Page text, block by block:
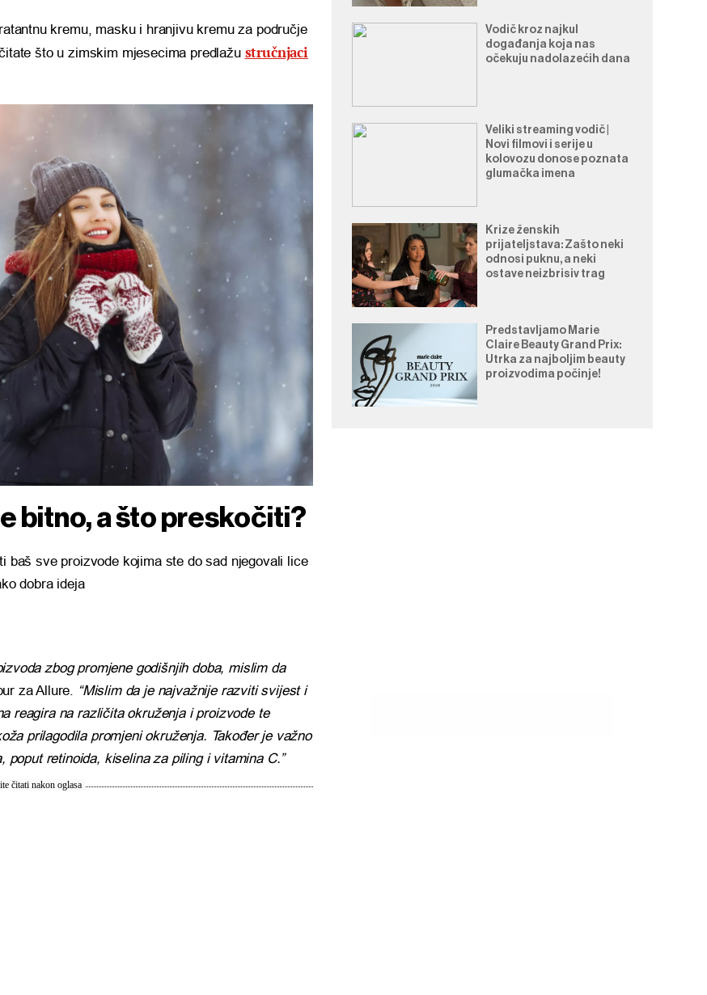
kremu, masku i hranjivu kremu za područje
što u zimskim mjesecima predlažu stručnjaci
bitno, a što preskočiti?
baš sve proizvode kojima ste do sad njegovali lice
dobra ideja
zbog promjene godišnjih doba, mislim da
za Allure.
“Mislim da je najvažnije razviti svijest i
reagira na različita okruženja i proizvode te
prilagodila promjeni okruženja. Također je važno
retinoida, kiselina za piling i vitamina C.”
čitati nakon oglasa
Vodič kroz najkul
događanja koja nas
očekuju nadolazećih dana
Veliki streaming vodič |
Novi filmovi i serije u
kolovozu donose poznata
glumačka imena
Krize ženskih
prijateljstava: Zašto neki
odnosi puknu, a neki
ostave neizbrisiv trag
Predstavljamo Marie
Claire Beauty Grand Prix:
Utrka za najboljim beauty
proizvodima počinje!